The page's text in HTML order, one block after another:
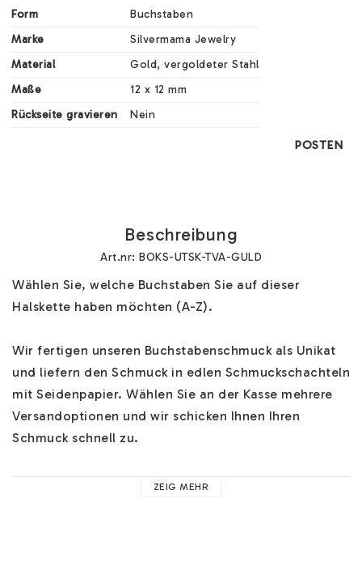
Form
Buchstaben
Marke
Silvermama Jewelry
Material
Gold, vergoldeter Stahl
Maße
12 x 12 mm
Rückseite gravieren
Nein
POSTEN
Beschreibung
Art.nr: BOKS-UTSK-TVA-GULD
Wählen Sie, welche Buchstaben Sie auf dieser
Halskette haben möchten (A-Z).
Wir fertigen unseren Buchstabenschmuck als Unikat
und liefern den Schmuck in edlen Schmuckschachteln
mit Seidenpapier. Wählen Sie an der Kasse mehrere
Versandoptionen und wir schicken Ihnen Ihren
Schmuck schnell zu.
Hilfe zu unserem Buchstabenschmuck finden Sie HIER.
ZEIG MEHR